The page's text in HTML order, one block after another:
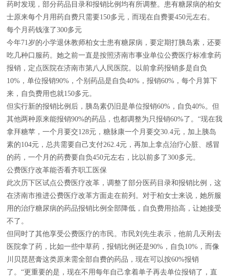
药时发现，部分药品目录和报销比例均有所调整。患有糖尿病的柏女
士原来每个月用药自费只需要150多元，而现在自费要450元左右。
每个月药钱涨了300多元
今年71岁的小学退休教师柏女士患有糖尿病，要定期打胰岛素，还要
吃几种口服药。她之前一直是按照济南市事业单位公费医疗标准拿药
报销，定点医院在济南市第八人民医院。以前拿药报销多是自负
10%，单位报销90%，个别药品是自负40%，报销60%，每个月算下
来，自负费用也就150多元。
但实行新的报销比例后，胰岛素仍旧是单位报销60%，自负40%。但
其他两种原来能报销90%的药品，也都调整为只报销60%了。“现在我
拿拜糖苹，一个月要交128元，糖脉康一个月要交30.4元，加上胰岛
素的104元，总共需要自己支付262.4元，再加上拿点治疗心脏、感冒
的药，一个月的药费要自负450元左右，比以前多了300多元。
公费医疗改革能否看齐职工医保
此次历下区试点公费医疗改革，调整了部分医药目录和报销比例，这
在济南市推进公费医疗改革方面走在前列。对于柏女士来说，她所服
用的治疗糖尿病的药品报销比例全部降低，自负费用抬高，让她接受
不了。
但同时了其他享受公费医疗的市民。市民刘先生表示，他前几天刚去
医院拿了药，比如一些中草药，报销比例还是90%，自负10%，而像
川贝琵琶膏这类原来需全部自费的药品，现在可以按60%报销
了。“更重要的是，现在不用每年自己拿着单子再去单位报销了，直